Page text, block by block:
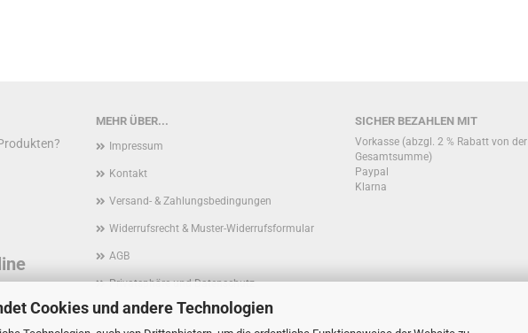
Cookies und andere Technologien
MEHR ÜBER...
Impressum
Kontakt
Versand- & Zahlungsbedingungen
Widerrufsrecht & Muster-Widerrufsformular
AGB
Privatsphäre und Datenschutz
Informationen zur Echtheit von
SICHER BEZAHLEN MIT
Vorkasse (abzgl. 2 % Rabatt von der
Gesamtsumme)
Paypal
Klarna